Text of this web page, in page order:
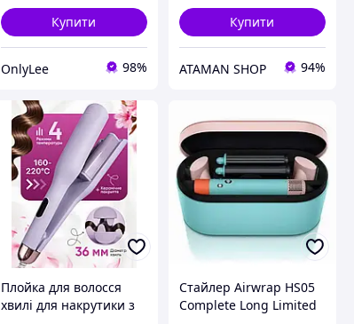
Купити
OnlyLee 98%
Купити
ATAMAN SHOP 94%
Плойка для волосся
хвилі для накрутики з
Стайлер Airwrap HS05
Complete Long Limited